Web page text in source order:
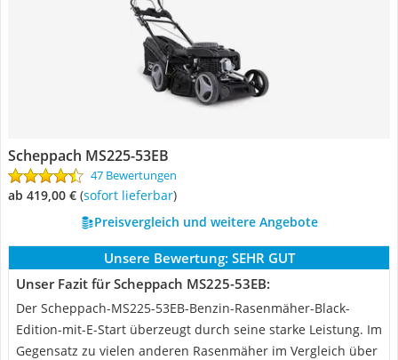
Scheppach MS225-53EB
47 Bewertungen
ab 419,00 € ( Sofort lieferbar)
Preisvergleich und weitere Angebote
Unsere Bewertung: SEHR GUT
Unser Fazit für Scheppach MS225-53EB:
Der Scheppach-MS225-53EB-Benzin-Rasenmäher-Black-
Edition-mit-E-Start überzeugt durch seine starke Leistung. Im
Gegensatz zu vielen anderen Rasenmäher im Vergleich über